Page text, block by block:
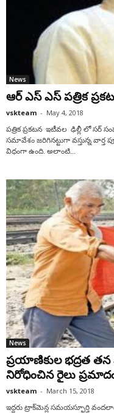
News
ఆర్ ఎస్ ఎస్ పత్రిక
vskteam - May 4, 2018
పత్రిక ప్రకటన ఇటీవల ఢిల్లీ లో
సమావేశం జరిగినట్టుగా వస్తున్న
విధంగా ఉంది. అలాంటి...
News
ప్రయాణికుల భద్రత తన
నిరోధించిన రైలు
vskteam - March 15, 2018
ఇద్దరు ట్రాక్‌మెన్ల సమయస్ఫూర్తి